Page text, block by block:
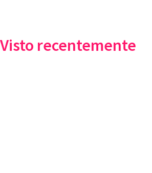
Visto recentemente